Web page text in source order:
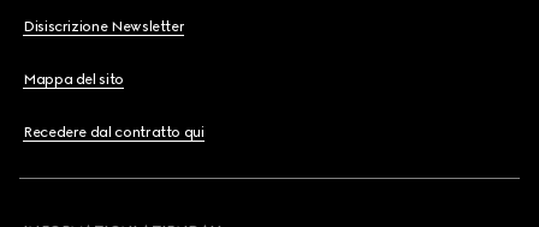
Disiscrizione Newsletter
Mappa del sito
Recedere dal contratto qui